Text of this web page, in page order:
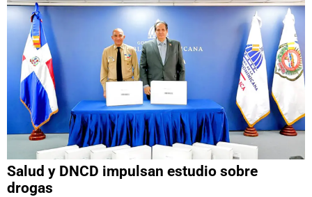
Salud y DNCD impulsan estudio sobre
drogas